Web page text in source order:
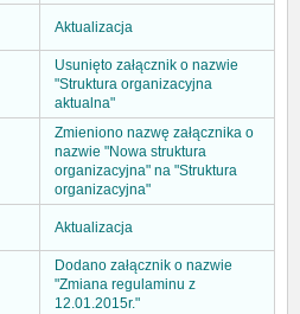
Aktualizacja
Usunięto załącznik o nazwie
"Struktura organizacyjna
aktualna"
Zmieniono nazwę załącznika o
nazwie "Nowa struktura
organizacyjna" na "Struktura
organizacyjna"
Aktualizacja
Dodano załącznik o nazwie
"Zmiana regulaminu z
12.01.2015r."